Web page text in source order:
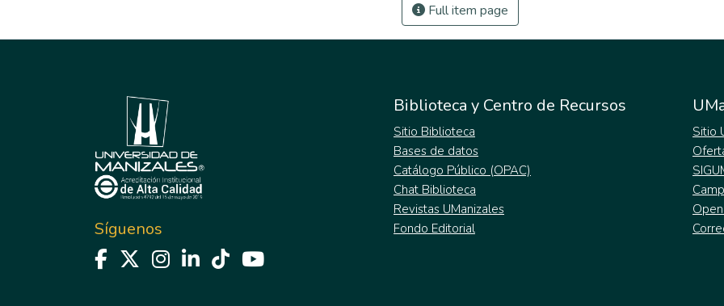
Full item page
Síguenos
Biblioteca y Centro de Recursos
Sitio Biblioteca
Bases de datos
Catálogo Público (OPAC)
Chat Biblioteca
Revistas UManizales
Fondo Editorial
Sitio